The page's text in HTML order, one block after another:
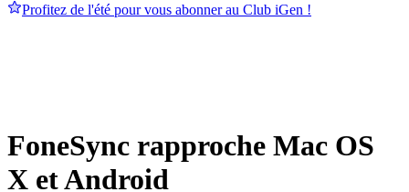
Profitez de l'été pour vous abonner au Club iGen !
FoneSync rapproche Mac OS
X et Android